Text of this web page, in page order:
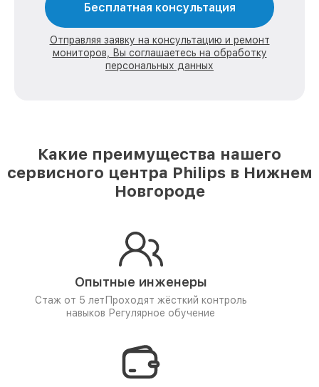
Бесплатная консультация
Отправляя заявку на консультацию и ремонт
мониторов, Вы соглашаетесь на обработку
персональных данных
Какие преимущества нашего
сервисного центра Philips в Нижнем
Новгороде
Опытные инженеры
Стаж от 5 лет Проходят жёсткий контроль
навыков Регулярное обучение